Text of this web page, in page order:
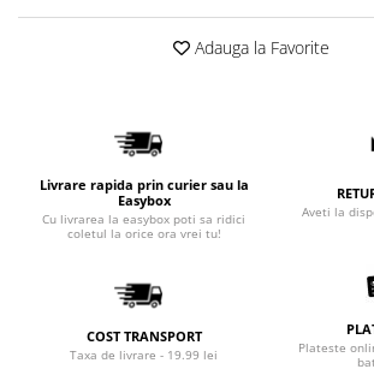
Adauga la Favorite
Livrare rapida prin curier sau la
Easybox
Cu livrarea la easybox poti sa ridici
coletul la orice ora vrei tu!
Aveti la
COST TRANSPORT
Taxa de livrare - 19.99 lei
Plateste